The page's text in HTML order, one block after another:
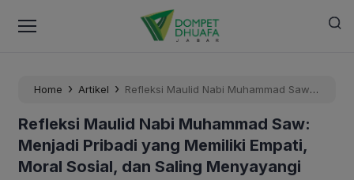
Home › Artikel › Refleksi Maulid Nabi Muhammad Saw:
Saling Menyayangi
Refleksi Maulid Nabi Muhammad Saw:
Menjadi Pribadi yang Memiliki Empati,
Moral Sosial, dan Saling Menyayangi